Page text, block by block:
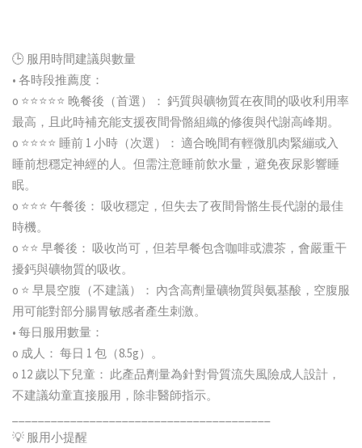
🕒 服用時間建議與數量
• 各時段推薦度：
o ⭐⭐⭐⭐⭐ 晚餐後（首選）： 鈣質與礦物質在夜間的吸收利用率
最高，且此時補充能支援夜間骨骼組織的修復與代謝高峰期。
o ⭐⭐⭐⭐ 睡前 1 小時（次選）： 適合晚間有輕微肌肉緊繃或入
睡前想穩定神經的人。但需注意睡前飲水量，避免夜尿影響睡
眠。
o ⭐⭐⭐ 午餐後： 吸收穩定，但失去了夜間骨骼生長代謝的最佳
時機。
o ⭐⭐ 早餐後： 吸收尚可，但若早餐包含咖啡或濃茶，會嚴重干
擾鈣與礦物質的吸收。
o ⭐ 早晨空腹（不建議）： 內含高劑量礦物質與氨基酸，空腹服
用可能對部分腸胃敏感者產生刺激。
• 每日服用數量：
o 成人： 每日 1 包（8.5g）。
o 12 歲以下兒童： 此產品劑量為針對骨質流失風險成人設計，
不建議幼童直接服用，除非醫師指示。
💡 服用小提醒